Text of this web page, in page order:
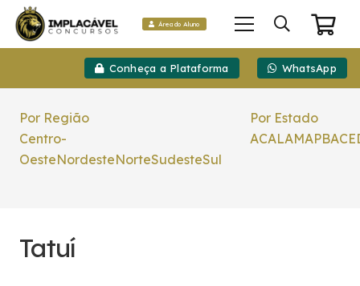
Área do Aluno
Conheça a Plataforma WhatsApp
Por Região
Centro-
OesteNordesteNorteSudesteSul
Por Estado
ACALAMAPBACE
Tatuí